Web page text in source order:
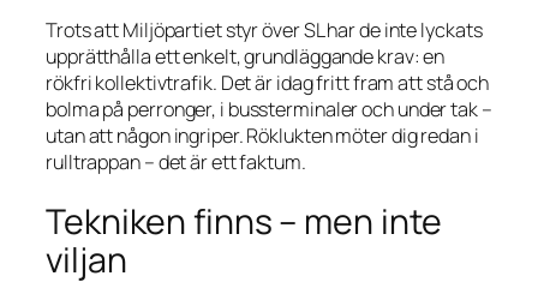
Trots att Miljöpartiet styr över SL har de inte lyckats
upprätthålla ett enkelt, grundläggande krav: en
rökfri kollektivtrafik. Det är idag fritt fram att stå och
bolma på perronger, i bussterminaler och under tak –
utan att någon ingriper. Röklukten möter dig redan i
rulltrappan – det är ett faktum.
Tekniken finns – men inte
viljan